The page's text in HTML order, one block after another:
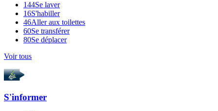
144Se laver
16S'habiller
46Aller aux toilettes
60Se transférer
80Se déplacer
Voir tous
S'informer